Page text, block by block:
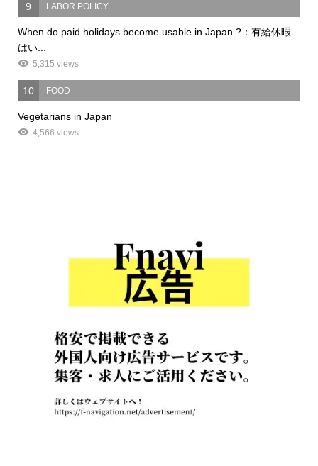
9 LABOR POLICY
When do paid holidays become usable in Japan ?：有給休暇
はい...
5,315 views
10 FOOD
Vegetarians in Japan
4,566 views